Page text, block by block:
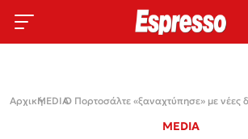
Αρχική›
MEDIA›
MEDIA